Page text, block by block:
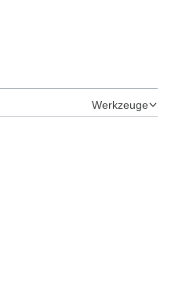
Werkzeuge